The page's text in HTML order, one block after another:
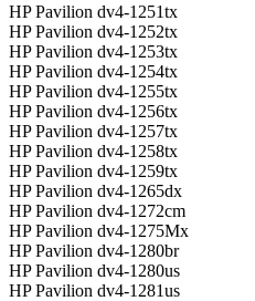
HP Pavilion dv4-1251tx
HP Pavilion dv4-1252tx
HP Pavilion dv4-1253tx
HP Pavilion dv4-1254tx
HP Pavilion dv4-1255tx
HP Pavilion dv4-1256tx
HP Pavilion dv4-1257tx
HP Pavilion dv4-1258tx
HP Pavilion dv4-1259tx
HP Pavilion dv4-1265dx
HP Pavilion dv4-1272cm
HP Pavilion dv4-1275Mx
HP Pavilion dv4-1280br
HP Pavilion dv4-1280us
HP Pavilion dv4-1281us